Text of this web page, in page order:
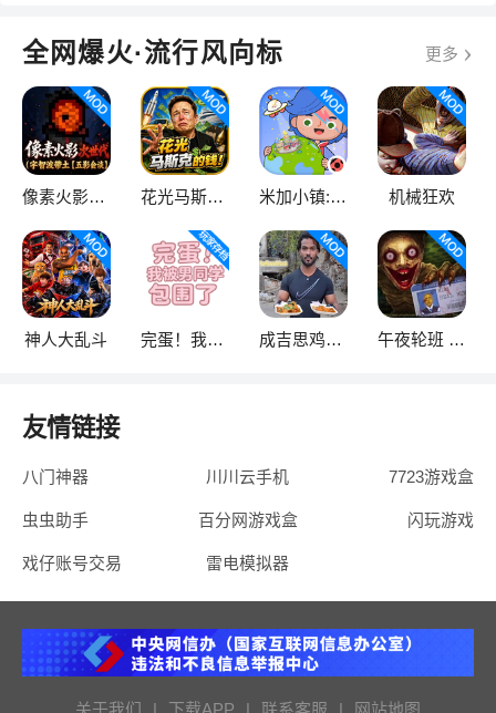
全网爆火·流行风向标 更多
像素火影次世代 花光马斯克的钱 米加小镇:世界 机械狂欢
神人大乱斗 完蛋！我被男同学包围了 成吉思鸡语音盒 午夜轮班 正式版
友情链接
八门神器 川川云手机 7723游戏盒
虫虫助手 百分网游戏盒 闪玩游戏
戏仔账号交易 雷电模拟器
关于我们 | 下载APP | 联系客服 | 网站地图